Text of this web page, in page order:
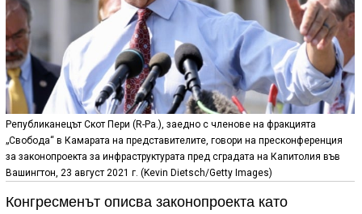
Републиканецът Скот Пери (R-Pa.), заедно с членове на фракцията
„Свобода“ в Камарата на представителите, говори на пресконференция
за законопроекта за инфраструктурата пред сградата на Капитолия във
Вашингтон, 23 август 2021 г. (Kevin Dietsch/Getty Images)
Конгресменът описва законопроекта като